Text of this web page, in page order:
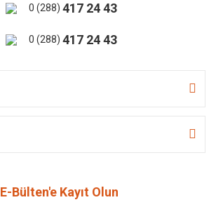
0 (288) 417 24 43
0 (288) 417 24 43
E-Bülten'e Kayıt Olun